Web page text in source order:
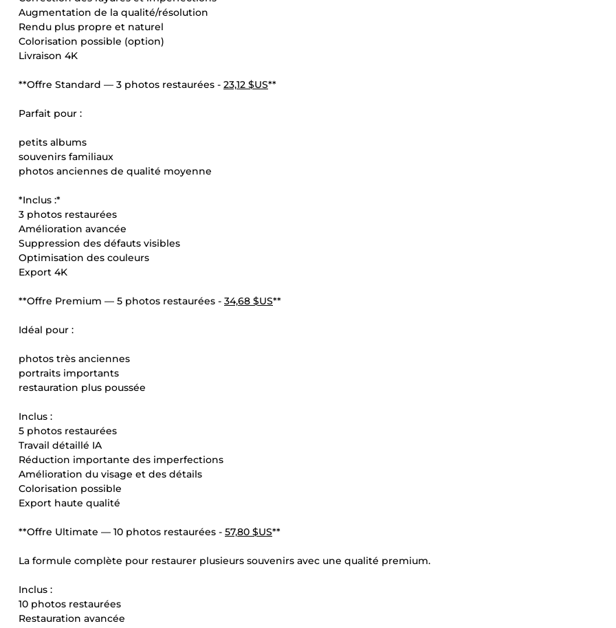
Augmentation de la qualité/résolution
Rendu plus propre et naturel
Colorisation possible (option)
Livraison 4K
**Offre Standard — 3 photos restaurées - 23,12 $US**
Parfait pour :
petits albums
souvenirs familiaux
photos anciennes de qualité moyenne
*Inclus :*
3 photos restaurées
Amélioration avancée
Suppression des défauts visibles
Optimisation des couleurs
Export 4K
**Offre Premium — 5 photos restaurées - 34,68 $US**
Idéal pour :
photos très anciennes
portraits importants
restauration plus poussée
Inclus :
5 photos restaurées
Travail détaillé IA
Réduction importante des imperfections
Amélioration du visage et des détails
Colorisation possible
Export haute qualité
**Offre Ultimate — 10 photos restaurées - 57,80 $US**
La formule complète pour restaurer plusieurs souvenirs avec une qualité premium.
Inclus :
10 photos restaurées
Restauration avancée